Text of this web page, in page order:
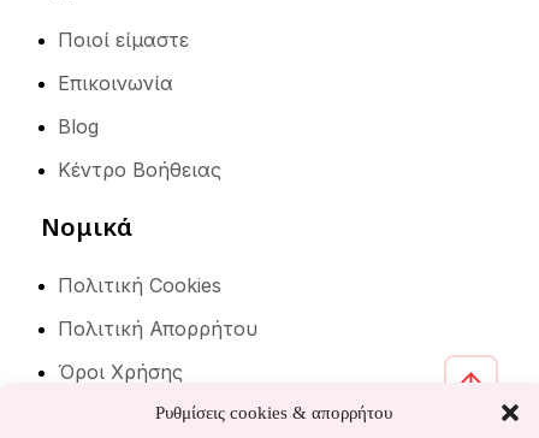
Ρυθμίσεις cookies & απορρήτου
Ποιοί είμαστε
Επικοινωνία
Blog
Κέντρο Βοήθειας
Νομικά
Πολιτική Cookies
Πολιτική Απορρήτου
Όροι Χρήσης